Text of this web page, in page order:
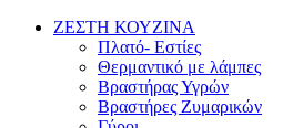
ΖΕΣΤΗ ΚΟΥΖΙΝΑ
Πλατό- Εστίες
Θερμαντικό με λάμπες
Βραστήρας Υγρών
Βραστήρες Ζυμαρικών